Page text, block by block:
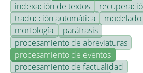
indexación de textos
traducción automática
morfología
paráfrasis
procesamiento de abreviaturas
procesamiento de eventos
procesamiento de factualidad